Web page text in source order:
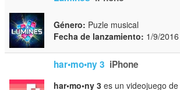
Género: Puzle musical
Fecha de lanzamiento: 1/9/2016
har•mo•ny 3 iPhone
har•mo•ny 3 es un videojuego de